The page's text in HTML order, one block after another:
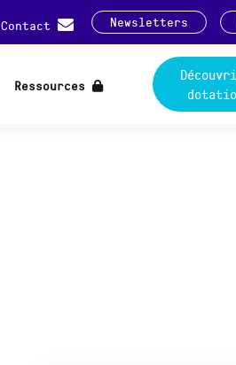
Contact Newsletters
Ressources